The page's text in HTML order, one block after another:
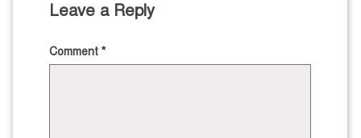
Leave a Reply
Comment *